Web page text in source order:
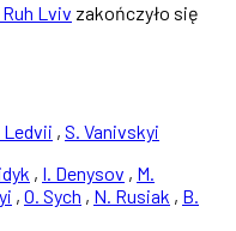
Lviv zakończyło się
Ledvii , S. Vanivskyi
, I. Denysov , M.
, O. Sych , N. Rusiak , B.